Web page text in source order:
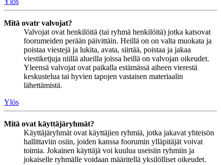
Mitä ovatr valvojat?
Valvojat ovat henkilöitä (tai ryhmä henkilöitä) jotka katsovat
foorumeiden perään päivittäin. Heillä on on valta muokata ja
poistaa viestejä ja lukita, avata, siirtää, poistaa ja jakaa
viestiketjuja niillä alueilla joissa heillä on valvojan oikeudet.
Yleensä valvojat ovat paikalla estämässä aiheen vierestä
keskustelua tai hyvien tapojen vastaisen materiaalin
lähettämistä.
Ylös
Mitä ovat käyttäjäryhmät?
Käyttäjäryhmät ovat käyttäjien ryhmiä, jotka jakavat yhteisön
hallittaviin osiin, joiden kanssa foorumin ylläpitäjät voivat
toimia. Jokainen käyttäjä voi kuulua useisiin ryhmiin ja
jokaiselle ryhmälle voidaan määritellä yksilölliset oikeudet.